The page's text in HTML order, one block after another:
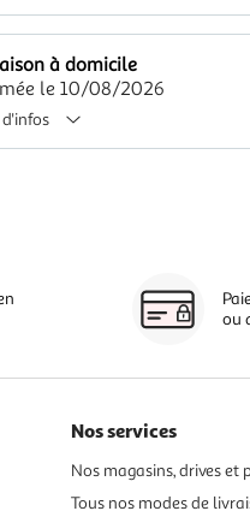
à domicile
le 10/08/2026
d'infos
ou
Nos services
Nos magasins, drives et
Tous nos modes de